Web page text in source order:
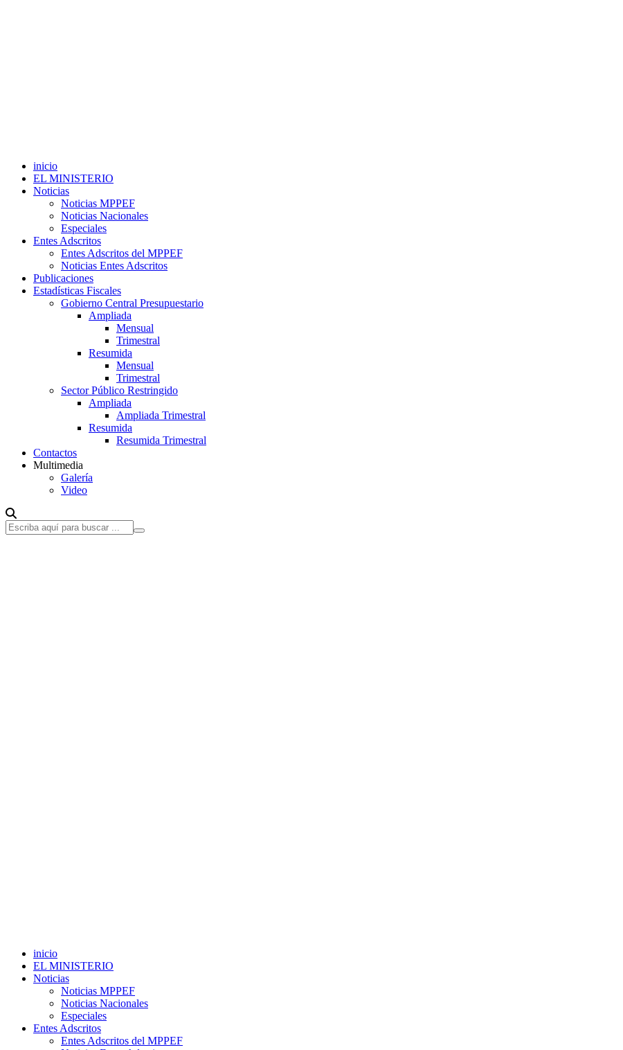
inicio
EL MINISTERIO
Noticias
Noticias MPPEF
Noticias Nacionales
Especiales
Entes Adscritos
Entes Adscritos del MPPEF
Noticias Entes Adscritos
Publicaciones
Estadísticas Fiscales
Gobierno Central Presupuestario
Ampliada
Mensual
Trimestral
Resumida
Mensual
Trimestral
Sector Público Restringido
Ampliada
Ampliada Trimestral
Resumida
Resumida Trimestral
Contactos
Multimedia
Galería
Video
inicio
EL MINISTERIO
Noticias
Noticias MPPEF
Noticias Nacionales
Especiales
Entes Adscritos
Entes Adscritos del MPPEF